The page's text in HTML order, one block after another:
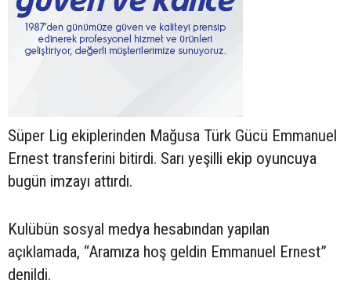
Süper Lig ekiplerinden Mağusa Türk Gücü Emmanuel
Ernest transferini bitirdi. Sarı yeşilli ekip oyuncuya
bugün imzayı attırdı.
Kulübün sosyal medya hesabından yapılan
açıklamada, “Aramıza hoş geldin Emmanuel Ernest”
denildi.